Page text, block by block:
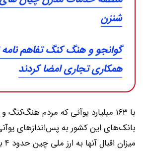
شنزن
گوانجو و هنگ کنگ تفاهم
همکاری تجاری امضا کردند
با ۱۶۳ میلیارد یوآنی که مردم
بانک‌های این کشور به پس‌اندازهای